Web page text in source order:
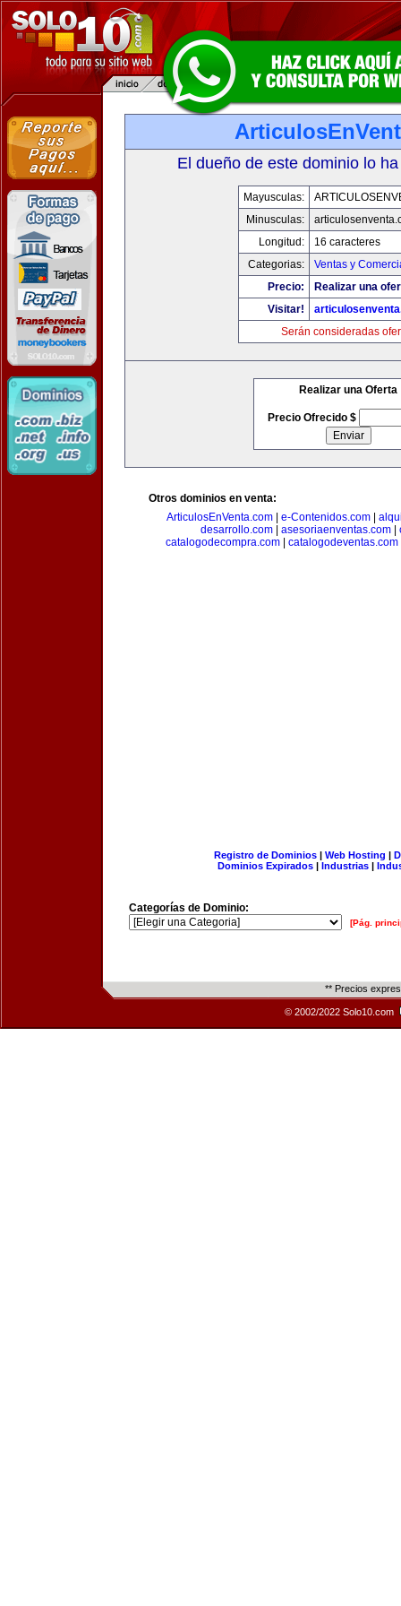
El dueño de este dominio lo
Mayusculas:
Minusculas:
Longitud:
16 caracteres
Categorias:
Ventas y
Precio:
Realizar una
Visitar!
Serán consideradas
Realizar una Oferta
Precio Ofrecido $
Otros dominios en venta:
ArticulosEnVenta.com| e-Contenidos.com|
desarrollo.com| asesoriaenventas.com|
catalogodecompra.com| catalogodeventas.com
Registro de Dominios| Web Hosting |
Dominios Expirados | Industrias |
Categorías de Dominio:
[Pág.
** Precios
© 2002/2022 Solo10.com